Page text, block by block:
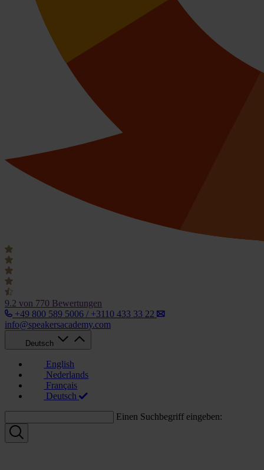
9.2 von 770 Bewertungen
+49 800 589 5006 / +3110 433 33 22
info@speakersacademy.com
Deutsch
English
Nederlands
Français
Deutsch
Einen Suchbegriff eingeben: